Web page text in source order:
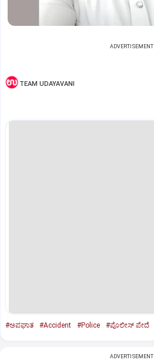
ADVERTISEMENT
TEAM UDAYAVANI
#ಅಪಘಾತ #Accident #Police #ಪೊಲೀಸ್‌ ಪೇದೆ
ADVERTISEMENT